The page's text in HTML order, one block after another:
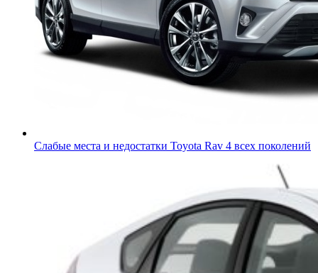
Слабые места и недостатки Toyota Rav 4 всех поколений